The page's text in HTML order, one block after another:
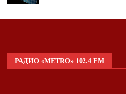
РАДИО «METRO» 102.4 FM